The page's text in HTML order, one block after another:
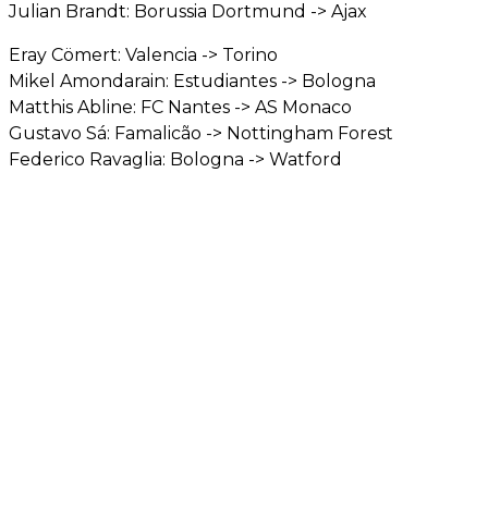
Julian Brandt: Borussia Dortmund -> Ajax
Eray Cömert: Valencia -> Torino
Mikel Amondarain: Estudiantes -> Bologna
Matthis Abline: FC Nantes -> AS Monaco
Gustavo Sá: Famalicão -> Nottingham Forest
Federico Ravaglia: Bologna -> Watford